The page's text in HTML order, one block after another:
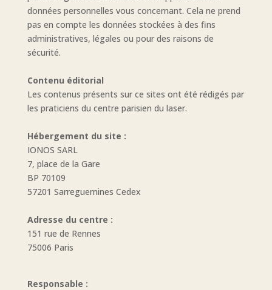
données personnelles vous concernant. Cela ne prend
pas en compte les données stockées à des fins
administratives, légales ou pour des raisons de
sécurité.
Contenu éditorial
Les contenus présents sur ce sites ont été rédigés par
les praticiens du centre parisien du laser.
Hébergement du site :
IONOS SARL
7, place de la Gare
BP 70109
57201 Sarreguemines Cedex
Adresse du centre :
151 rue de Rennes
75006 Paris
Responsable :